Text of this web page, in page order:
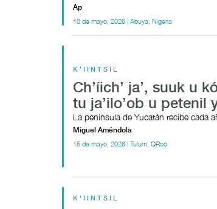
Ap
18 de mayo, 2026 | Abuya, Nigeria
K'IINTSIL
Ch’íich’ ja’, suuk u
tu ja’ilo’ob u petenil
La península de Yucatán recibe cada
Miguel Améndola
15 de mayo, 2026 | Tulum, QRoo
K'IINTSIL